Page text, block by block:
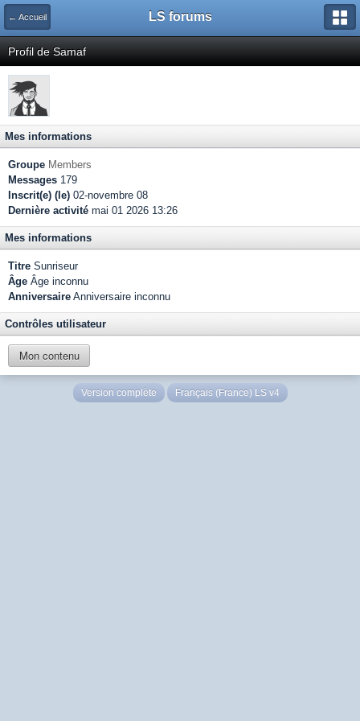
← Accueil LS forums
Profil de Samaf
Mes informations
Groupe Members
Messages 179
Inscrit(e) (le) 02-novembre 08
Dernière activité mai 01 2026 13:26
Mes informations
Titre Sunriseur
Âge Âge inconnu
Anniversaire Anniversaire inconnu
Contrôles utilisateur
Mon contenu
Version complète Français (France) LS v4